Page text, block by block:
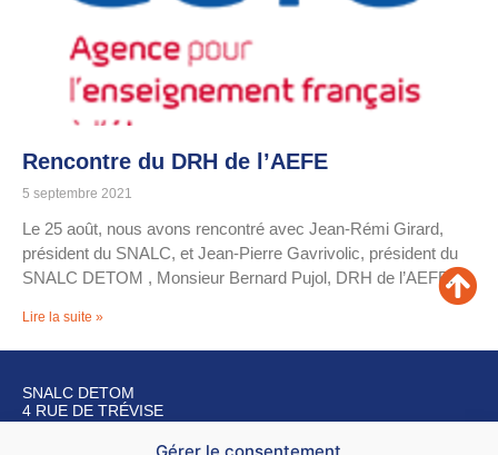
Rencontre du DRH de l’AEFE
5 septembre 2021
Le 25 août, nous avons rencontré avec Jean-Rémi Girard,
président du SNALC, et Jean-Pierre Gavrivolic, président du
SNALC DETOM , Monsieur Bernard Pujol, DRH de l’AEFE.
Lire la suite »
SNALC DETOM
4 RUE DE TRÉVISE